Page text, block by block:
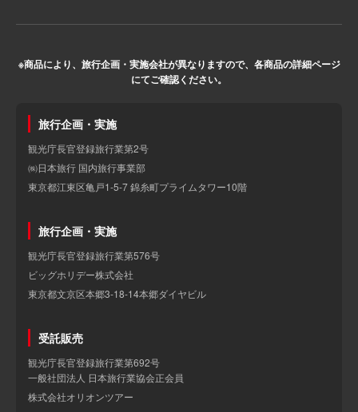
※商品により、旅行企画・実施会社が異なりますので、各商品の詳細ページ
にてご確認ください。
旅行企画・実施
観光庁長官登録旅行業第2号
㈱日本旅行 国内旅行事業部
東京都江東区亀戸1-5-7 錦糸町プライムタワー10階
旅行企画・実施
観光庁長官登録旅行業第576号
ビッグホリデー株式会社
東京都文京区本郷3-18-14本郷ダイヤビル
受託販売
観光庁長官登録旅行業第692号
一般社団法人 日本旅行業協会正会員
株式会社オリオンツアー